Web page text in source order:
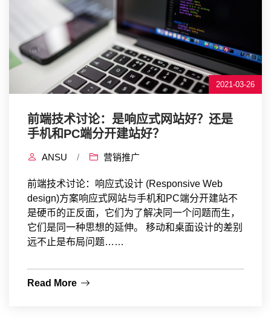
2021-03-26
前端技术讨论：是响应式网站好？还是
手机和PC端分开建站好？
ANSU / 营销推广
前端技术讨论：响应式设计 (Responsive Web
design)方案响应式网站与手机和PC端分开建站不
是硬币的正反面，它们为了解决同一个问题而生，
它们是同一种思想的延伸。 移动和桌面设计的差别
远不止是布局问题……
Read More